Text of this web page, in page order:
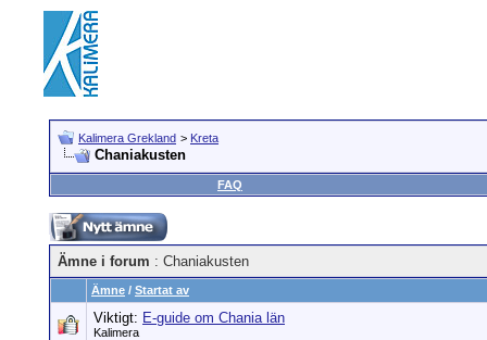
Kalimera Grekland > Kreta
Chaniakusten
FAQ
Ämne i forum : Chaniakusten
Ämne / Startat av
Viktigt: E-guide om Chania län
Kalimera